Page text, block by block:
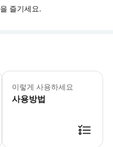
즐기세요.
이 개인 교통편 서비스로 바르셀로나
이렇게 사용하세요
사용방법